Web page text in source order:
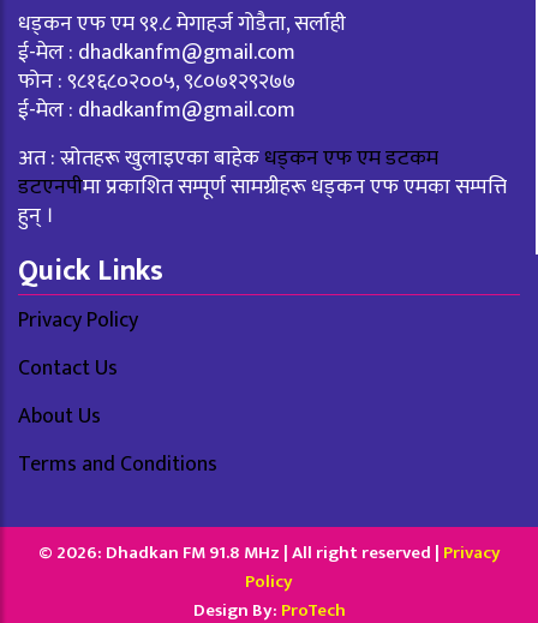
धड्कन एफ एम ९१.८ मेगाहर्ज गोडैता, सर्लाही
ई-मेल : dhadkanfm@gmail.com
फोन : ९८१६८०२००५, ९८०७१२९२७७
ई-मेल : dhadkanfm@gmail.com
अत : स्रोतहरू खुलाइएका बाहेकधड्कन एफ एम डटकम
डटएनपीमा प्रकाशित सम्पूर्ण सामग्रीहरू धड्कन एफ एमका सम्पत्ति
हुन् ।
Quick Links
Privacy Policy
Contact Us
About Us
Terms and Conditions
© 2026: Dhadkan FM 91.8 MHz | All right reserved | Privacy
Policy
Design By: ProTech